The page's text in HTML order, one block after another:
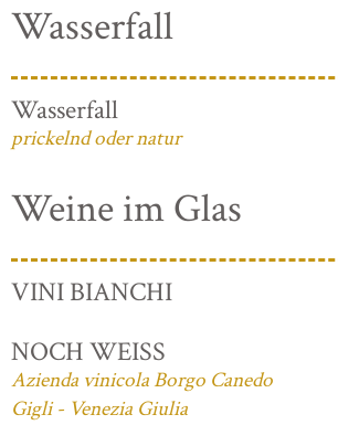
Wasserfall
Wasserfall
prickelnd oder natur
Weine im Glas
VINI BIANCHI
NOCH WEISS
Azienda vinicola Borgo Canedo
Gigli - Venezia Giulia